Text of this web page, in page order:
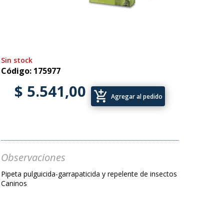
Sin stock
Código: 175977
$ 5.541,00 add_shopping_cart Agregar al pedido
Observaciones
Pipeta pulguicida-garrapaticida y repelente de insectos
Caninos